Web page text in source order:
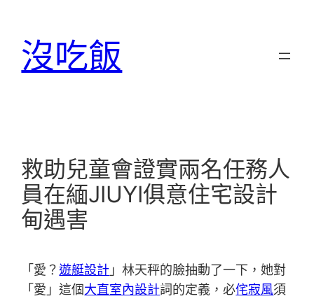
沒吃飯
救助兒童會證實兩名任務人
員在緬JIUYI俱意住宅設計
甸遇害
「愛？遊艇設計 」林天秤的臉抽動了一下，她對
「愛」這個大直室內設計詞的定義，必侘寂風須